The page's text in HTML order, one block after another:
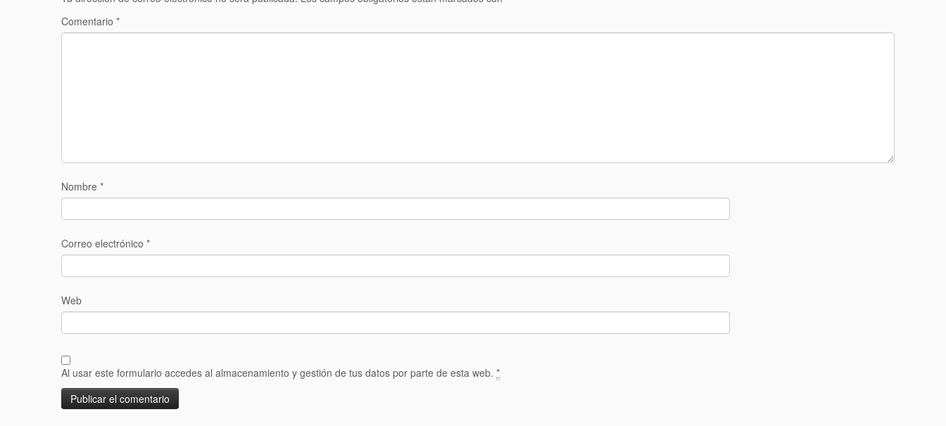
Comentario *
Nombre *
Correo electrónico *
Web
Al usar este formulario accedes al almacenamiento y gestión de tus datos por parte de esta web. *